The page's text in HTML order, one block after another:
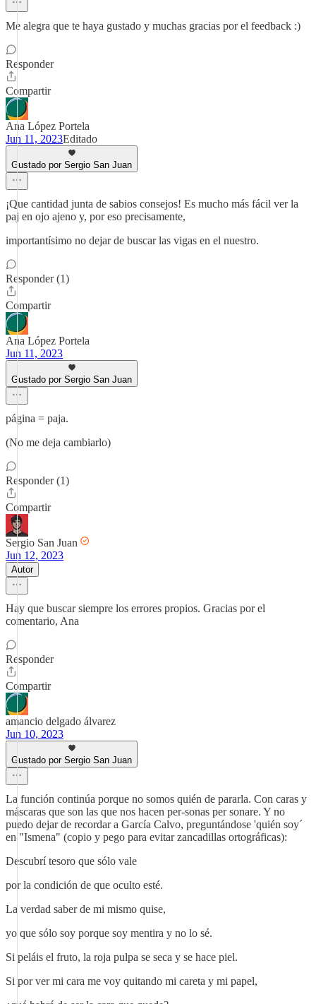
Me alegra que te haya gustado y muchas gracias por el feedback :)
Responder
Compartir
Ana López Portela
Jun 11, 2023Editado
Gustado por Sergio San Juan
¡Que cantidad junta de sabios consejos! Es mucho más fácil ver la
paj en ojo ajeno y, por eso precisamente,
importantísimo no dejar de buscar las vigas en el nuestro.
Responder (1)
Compartir
Ana López Portela
Jun 11, 2023
Gustado por Sergio San Juan
página = paja.
(No me deja cambiarlo)
Responder (1)
Compartir
Sergio San Juan
Jun 12, 2023
Autor
Hay que buscar siempre los errores propios. Gracias por el
comentario, Ana
Responder
Compartir
amancio delgado álvarez
Jun 10, 2023
Gustado por Sergio San Juan
La función continúa porque no somos quién de pararla. Con caras y
máscaras que son las que nos hacen per-sonas per sonare. Y no
puedo dejar de recordar a García Calvo, preguntándose 'quién soy´
en "Ismena" (copio y pego para evitar zancadillas ortográficas):
Descubrí tesoro que sólo vale
por la condición de que oculto esté.
La verdad saber de mi mismo quise,
yo que sólo soy porque soy mentira y no lo sé.
Si peláis el fruto, la roja pulpa se seca y se hace piel.
Si por ver mi cara me voy quitando mi careta y mi papel,